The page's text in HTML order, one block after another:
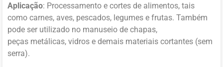
Aplicação: Processamento e cortes de alimentos, tais
como carnes, aves, pescados, legumes e frutas. Também
pode ser utilizado no manuseio de chapas,
peças metálicas, vidros e demais materiais cortantes (sem
serra).